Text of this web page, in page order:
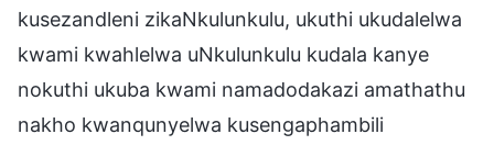
kusezandleni zikaNkulunkulu, ukuthi ukudalelwa
kwami kwahlelwa uNkulunkulu kudala kanye
nokuthi ukuba kwami namadodakazi amathathu
nakho kwanqunyelwa kusengaphambili